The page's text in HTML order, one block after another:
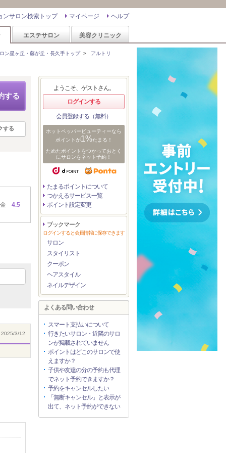
ヘルプ
マイページ
ンサロン検索トップ
エステサロン 美容クリニック
ン星ヶ丘・藤が丘・長久手トップ> アルトリ
する
する
4.5
2025/3/12
ようこそ、ゲストさん。
ログインする
会員登録する（無料）
ホットペッパービューティーなら
ポイントが1%たまる！
ためたポイントをつかっておとく
にサロンをネット予約！
たまるポイントについて
つかえるサービス一覧
ポイント設定変更
ブックマーク
ログインすると会員情報に保存できます
サロン
スタイリスト
クーポン
ヘアスタイル
ネイルデザイン
よくある問い合わせ
スマート支払いについて
行きたいサロン・近隣のサロ
ンが掲載されていません
ポイントはどこのサロンで使
えますか？
子供や友達の分の予約も代理
でネット予約できますか？
予約をキャンセルしたい
「無断キャンセル」と表示が
出て、ネット予約ができない